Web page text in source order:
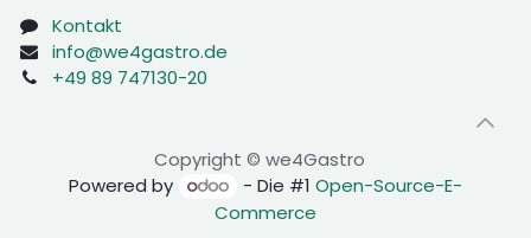
Kontakt
info@we4gastro.de
+49 89 747130-20
Copyright © we4Gastro
Powered by
- Die #1Open-Source-E-
Commerce